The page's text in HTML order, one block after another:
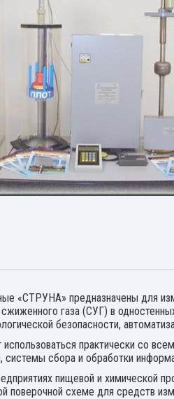
«СТРУНА» предназначены для
газа (СУГ) в
безопасности,
практически со
сбора и обработки
пищевой и химической
поверочной схеме для средств